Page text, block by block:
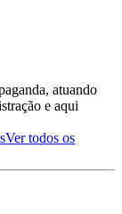
atuando
e aqui
Ver todos os